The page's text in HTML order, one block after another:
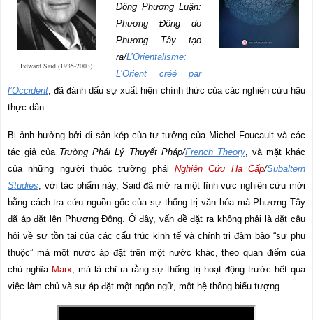
Edward Said (1935-2003)
Đông Phương Luận:
Phương Đông do
Phương Tây tạo
ra/L’Orientalisme:
L’Orient créé par
l’Occident , đã đánh dấu sự xuất hiện chính thức của các nghiên cứu hậu
thực dân.
Bị ảnh hưởng bởi di sản kép của tư tưởng của Michel Foucault và các
tác giả của Trường Phái Lý Thuyết Pháp/French Theory, và mặt khác
của những người thuộc trường phái Nghiên Cứu Hạ Cấp/Subaltern
Studies , với tác phẩm này, Said đã mở ra một lĩnh vực nghiên cứu mới
bằng cách tra cứu nguồn gốc của sự thống trị văn hóa mà Phương Tây
đã áp đặt lên Phương Đông. Ở đây, vấn đề đặt ra không phải là đặt câu
hỏi về sự tồn tại của các cấu trúc kinh tế và chính trị đảm bảo “sự phụ
thuộc” mà một nước áp đặt trên một nước khác, theo quan điểm của
chủ nghĩa Marx , mà là chỉ ra rằng sự thống trị hoạt động trước hết qua
việc làm chủ và sự áp đặt một ngôn ngữ, một hệ thống biểu tượng.